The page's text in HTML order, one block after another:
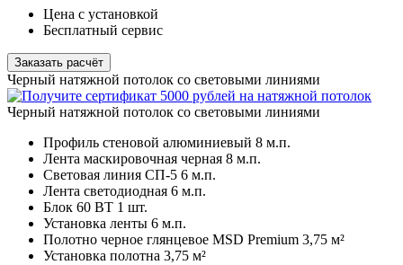
Цена с установкой
Бесплатный сервис
Заказать расчёт
Черный натяжной потолок со световыми линиями
Черный натяжной потолок со световыми линиями
Профиль стеновой алюминиевый 8 м.п.
Лента маскировочная черная 8 м.п.
Световая линия СП-5 6 м.п.
Лента светодиодная 6 м.п.
Блок 60 ВТ 1 шт.
Установка ленты 6 м.п.
Полотно черное глянцевое MSD Premium 3,75 м²
Установка полотна 3,75 м²